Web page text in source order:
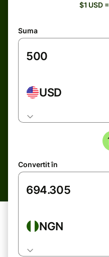
$1 USD
Suma
USD
Convertit în
NGN